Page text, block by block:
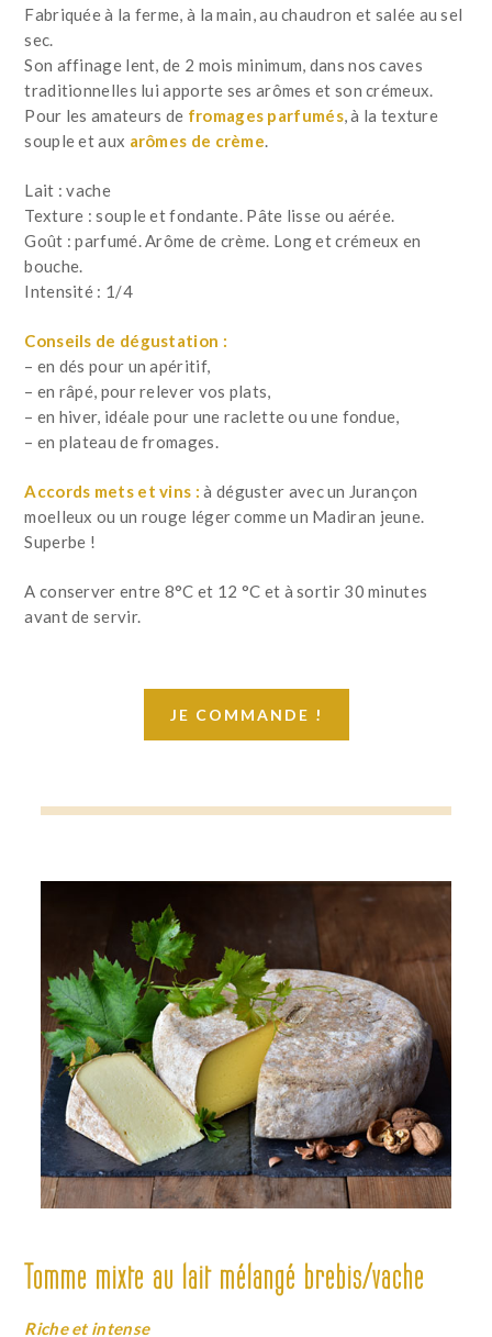
Fabriquée à la ferme, à la main, au chaudron et salée au sel
sec.
Son affinage lent, de 2 mois minimum, dans nos caves
traditionnelles lui apporte ses arômes et son crémeux.
Pour les amateurs de fromages parfumés, à la texture
souple et aux arômes de crème.
Lait : vache
Texture : souple et fondante. Pâte lisse ou aérée.
Goût : parfumé. Arôme de crème. Long et crémeux en
bouche.
Intensité : 1/4
Conseils de dégustation :
– en dés pour un apéritif,
– en râpé, pour relever vos plats,
– en hiver, idéale pour une raclette ou une fondue,
– en plateau de fromages.
Accords mets et vins : à déguster avec un Jurançon
moelleux ou un rouge léger comme un Madiran jeune.
Superbe !
A conserver entre 8°C et 12 °C et à sortir 30 minutes
avant de servir.
JE COMMANDE !
Tomme mixte au lait mélangé brebis/vache
Riche et intense